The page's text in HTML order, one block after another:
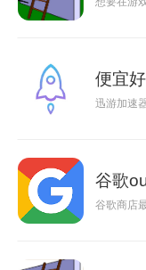
便宜
迅游加速
谷歌
谷歌商店